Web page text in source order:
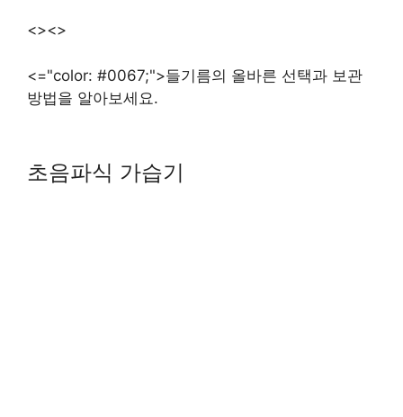
<><>
<="color: #0067;">들기름의 올바른 선택과 보관
방법을 알아보세요.
초음파식 가습기